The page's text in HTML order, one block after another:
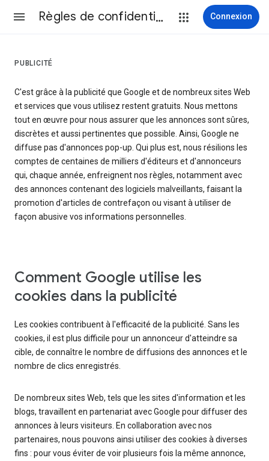
Règles de confidentialité et conditions d’utilisation Connexion
PUBLICITÉ
C'est grâce à la publicité que Google et de nombreux sites Web
et services que vous utilisez restent gratuits. Nous mettons
tout en œuvre pour nous assurer que les annonces sont sûres,
discrètes et aussi pertinentes que possible. Ainsi, Google ne
diffuse pas d'annonces pop-up. Qui plus est, nous résilions les
comptes de centaines de milliers d'éditeurs et d'annonceurs
qui, chaque année, enfreignent nos règles, notamment avec
des annonces contenant des logiciels malveillants, faisant la
promotion d'articles de contrefaçon ou visant à utiliser de
façon abusive vos informations personnelles.
Comment Google utilise les
cookies dans la publicité
Les cookies contribuent à l'efficacité de la publicité. Sans les
cookies, il est plus difficile pour un annonceur d'atteindre sa
cible, de connaître le nombre de diffusions des annonces et le
nombre de clics enregistrés.
De nombreux sites Web, tels que les sites d'information et les
blogs, travaillent en partenariat avec Google pour diffuser des
annonces à leurs visiteurs. En collaboration avec nos
partenaires, nous pouvons ainsi utiliser des cookies à diverses
fins : pour vous éviter de voir plusieurs fois la même annonce,